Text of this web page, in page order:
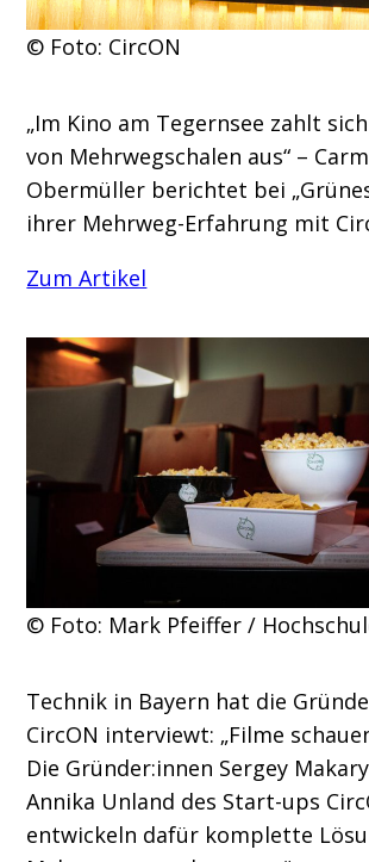
© Foto: CircON
„Im Kino am Tegernsee zahlt
von Mehrwegschalen aus“ –
Obermüller berichtet bei
ihrer Mehrweg-Erfahrung mit
Zum Artikel
© Foto: Mark Pfeiffer /
Technik in Bayern hat die
CircON interviewt: „Filme
Die Gründer:innen Sergey
Annika Unland des Start-ups
entwickeln dafür komplette